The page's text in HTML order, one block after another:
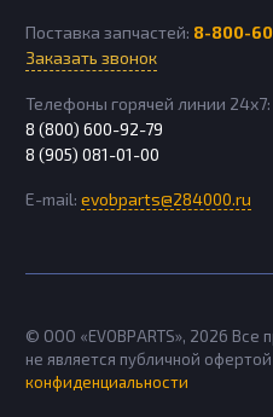
Поставка запчастей: 8-800-
Заказать звонок
Телефоны горячей линии 24х7:
8 (800) 600-92-79
8 (905) 081-01-00
E-mail: evobparts@284000.ru
© ООО «EVOBPARTS», 2026 Все
не является публичной офертой
конфиденциальности